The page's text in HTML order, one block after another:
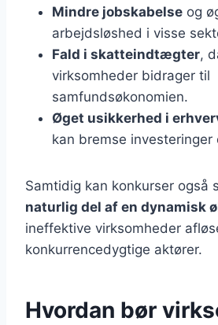
Mindre jobskabelse og
arbejdsløshed i visse
Fald i skatteindtægter,
virksomheder bidrager til
samfundsøkonomien.
Øget usikkerhed i
kan bremse investeringer
Samtidig kan konkurser også
naturlig del af en dynamisk
ineffektive virksomheder
konkurrencedygtige aktører.
Hvordan bør